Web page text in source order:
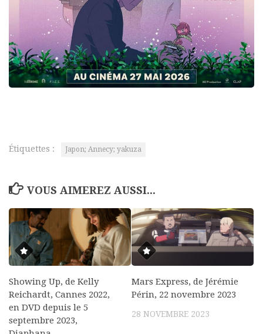
Étiquettes : Japon; Annecy; yakuza
VOUS AIMEREZ AUSSI...
Showing Up, de Kelly
Reichardt, Cannes 2022,
en DVD depuis le 5
septembre 2023,
Mars Express, de Jérémie
Périn, 22 novembre 2023
28 NOVEMBRE 2023